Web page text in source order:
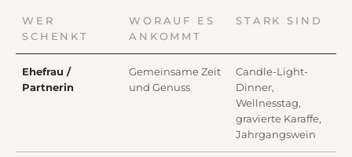
WER
SCHENKT
WORAUF ES
ANKOMMT
STARK SIND
Ehefrau /
Partnerin
Gemeinsame Zeit
und Genuss
Candle-Light-
Dinner,
Wellnesstag,
gravierte Karaffe,
Jahrgangswein